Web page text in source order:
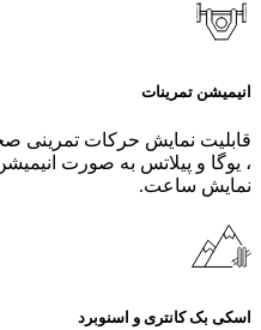
انیمیشن تمرینات
قابلیت نمایش حرکات تمرینی
، یوگا و پیلاتس به صورت
نمایش ساعت.
اسکی بک کانتری و اسنوبرد